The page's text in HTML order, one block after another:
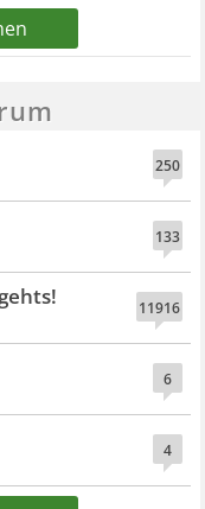
250
133
11916
6
4